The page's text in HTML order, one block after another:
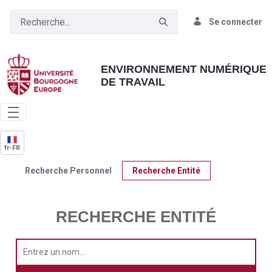
Saut au contenu principal
Ouvrir le menu d'accessibilité
Se connecter
ENVIRONNEMENT NUMÉRIQUE
DE TRAVAIL
fr-FR
Recherche Personnel Recherche Entité
RECHERCHE ENTITÉ